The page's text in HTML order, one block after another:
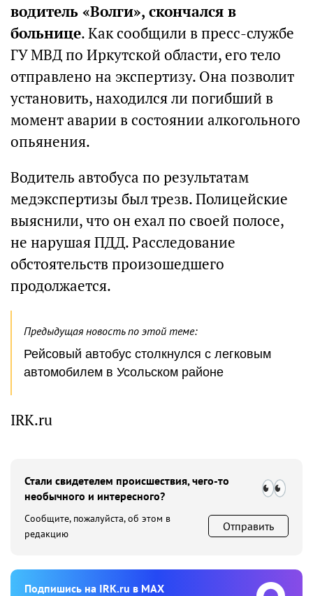
водитель «Волги», скончался в
больнице. Как сообщили в пресс-службе
ГУ МВД по Иркутской области, его тело
отправлено на экспертизу. Она позволит
установить, находился ли погибший в
момент аварии в состоянии алкогольного
опьянения.
Водитель автобуса по результатам
медэкспертизы был трезв. Полицейские
выяснили, что он ехал по своей полосе,
не нарушая ПДД. Расследование
обстоятельств произошедшего
продолжается.
Предыдущая новость по этой теме:
Рейсовый автобус столкнулся с легковым
автомобилем в Усольском районе
IRK.ru
Стали свидетелем происшествия, чего-то
необычного и интересного?
Сообщите, пожалуйста, об этом в
редакцию
Отправить
Подпишиcь на IRK.ru в MAX